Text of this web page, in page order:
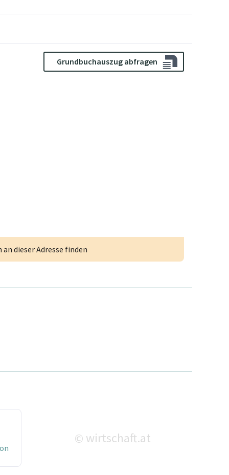
Grundbuchauszug abfragen
dieser Adresse finden
© wirtschaft.at